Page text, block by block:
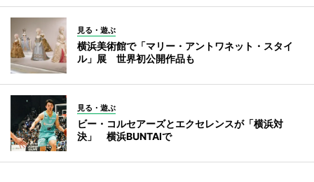
見る・遊ぶ
横浜美術館で「マリー・アントワネット・スタイ
ル」展 世界初公開作品も
見る・遊ぶ
ビー・コルセアーズとエクセレンスが「横浜対
決」 横浜BUNTAIで